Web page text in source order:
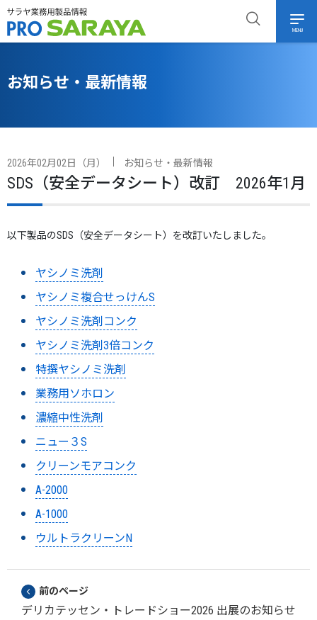
MENU
お知らせ・最新情報
2026年02月02日（月） お知らせ・最新情報
SDS（安全データシート）改訂 2026年1月
以下製品のSDS（安全データシート）を改訂いたしました。
ヤシノミ洗剤
ヤシノミ複合せっけんS
ヤシノミ洗剤コンク
ヤシノミ洗剤3倍コンク
特撰ヤシノミ洗剤
業務用ソホロン
濃縮中性洗剤
ニュー３S
クリーンモアコンク
A-2000
A-1000
ウルトラクリーンN
前のページ
デリカテッセン・トレードショー2026 出展のお知らせ